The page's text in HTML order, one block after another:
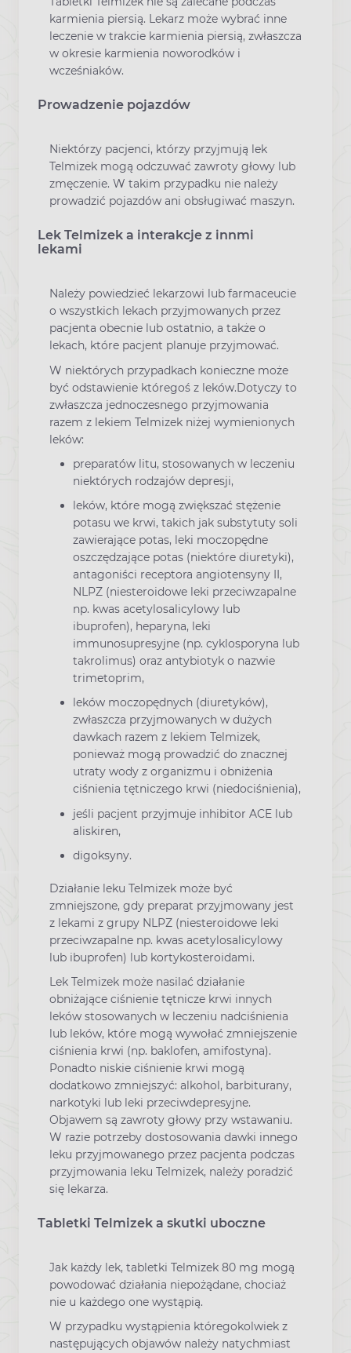
karmienia piersią. Lekarz może wybrać inne
leczenie w trakcie karmienia piersią, zwłaszcza
w okresie karmienia noworodków i
wcześniaków.
Prowadzenie pojazdów
Niektórzy pacjenci, którzy przyjmują lek
Telmizek mogą odczuwać zawroty głowy lub
zmęczenie. W takim przypadku nie należy
prowadzić pojazdów ani obsługiwać maszyn.
Lek Telmizek a interakcje z innmi
lekami
Należy powiedzieć lekarzowi lub farmaceucie
o wszystkich lekach przyjmowanych przez
pacjenta obecnie lub ostatnio, a także o
lekach, które pacjent planuje przyjmować.
W niektórych przypadkach konieczne może
być odstawienie któregoś z leków.Dotyczy to
zwłaszcza jednoczesnego przyjmowania
razem z lekiem Telmizek niżej wymienionych
leków:
preparatów litu, stosowanych w leczeniu
niektórych rodzajów depresji,
leków, które mogą zwiększać stężenie
potasu we krwi, takich jak substytuty soli
zawierające potas, leki moczopędne
oszczędzające potas (niektóre diuretyki),
antagoniści receptora angiotensyny II,
NLPZ (niesteroidowe leki przeciwzapalne
np. kwas acetylosalicylowy lub
ibuprofen), heparyna, leki
immunosupresyjne (np. cyklosporyna lub
takrolimus) oraz antybiotyk o nazwie
trimetoprim,
leków moczopędnych (diuretyków),
zwłaszcza przyjmowanych w dużych
dawkach razem z lekiem Telmizek,
ponieważ mogą prowadzić do znacznej
utraty wody z organizmu i obniżenia
ciśnienia tętniczego krwi (niedociśnienia),
jeśli pacjent przyjmuje inhibitor ACE lub
aliskiren,
digoksyny.
Działanie leku Telmizek może być
zmniejszone, gdy preparat przyjmowany jest
z lekami z grupy NLPZ (niesteroidowe leki
przeciwzapalne np. kwas acetylosalicylowy
lub ibuprofen) lub kortykosteroidami.
Lek Telmizek może nasilać działanie
obniżające ciśnienie tętnicze krwi innych
leków stosowanych w leczeniu nadciśnienia
lub leków, które mogą wywołać zmniejszenie
ciśnienia krwi (np. baklofen, amifostyna).
Ponadto niskie ciśnienie krwi mogą
dodatkowo zmniejszyć: alkohol, barbiturany,
narkotyki lub leki przeciwdepresyjne.
Objawem są zawroty głowy przy wstawaniu.
W razie potrzeby dostosowania dawki innego
leku przyjmowanego przez pacjenta podczas
przyjmowania leku Telmizek, należy poradzić
się lekarza.
Tabletki Telmizek a skutki uboczne
Jak każdy lek, tabletki Telmizek 80 mg mogą
powodować działania niepożądane, chociaż
nie u każdego one wystąpią.
W przypadku wystąpienia któregokolwiek z
następujących objawów należy natychmiast